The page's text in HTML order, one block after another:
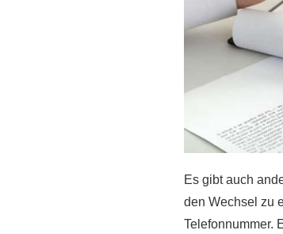
Es gibt auch
den Wechsel zu
Telefonnummer.